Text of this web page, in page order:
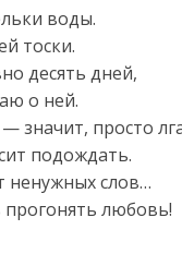
воды.
тоски.
десять дней,
о ней.
значит, просто
подождать.
ненужных слов…
любовь!